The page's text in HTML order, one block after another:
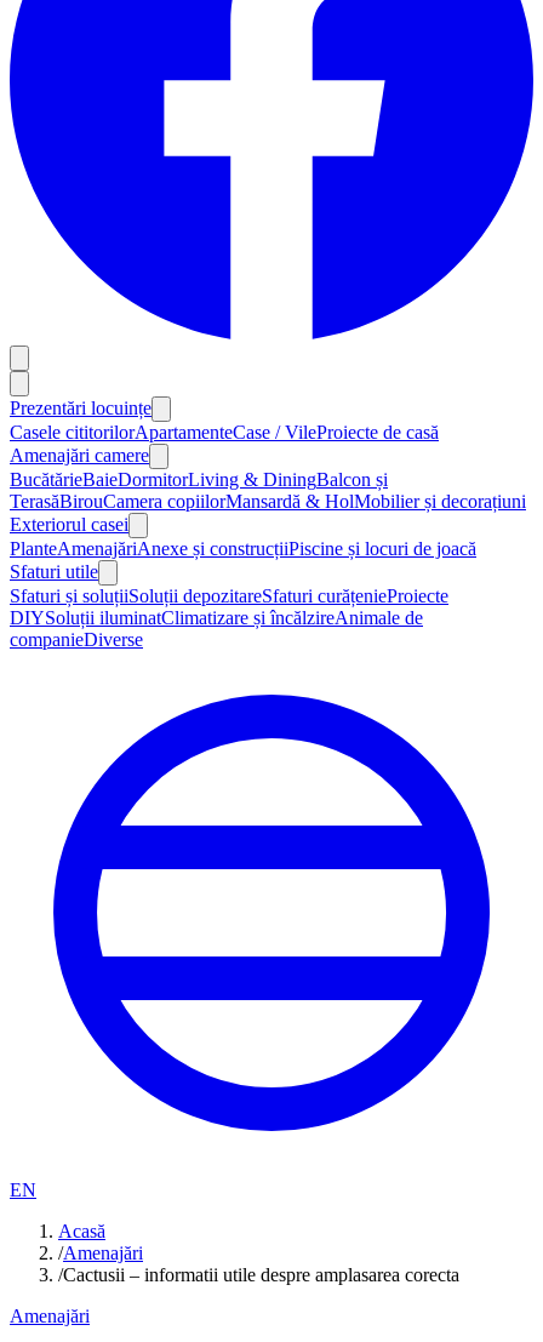
Prezentări locuințe
Casele cititorilorApartamenteCase / VileProiecte de casă
Amenajări camere
BucătărieBaieDormitorLiving & DiningBalcon și
TerasăBirouCamera copiilorMansardă & HolMobilier și decorațiuni
Exteriorul casei
PlanteAmenajăriAnexe și construcțiiPiscine și locuri de joacă
Sfaturi utile
Sfaturi și soluțiiSoluții depozitareSfaturi curățenieProiecte
DIYSoluții iluminatClimatizare și încălzireAnimale de
companieDiverse
EN
Acasă
/Amenajări
/Cactusii – informatii utile despre amplasarea corecta
Amenajări